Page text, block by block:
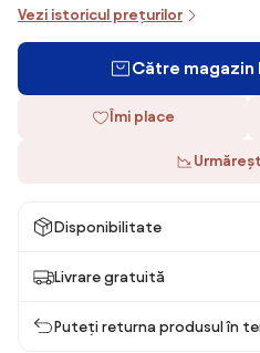
Vezi istoricul prețurilor
Către magazin
Îmi place
Disponibilitate
Livrare gratuită
Puteți returna produsul în